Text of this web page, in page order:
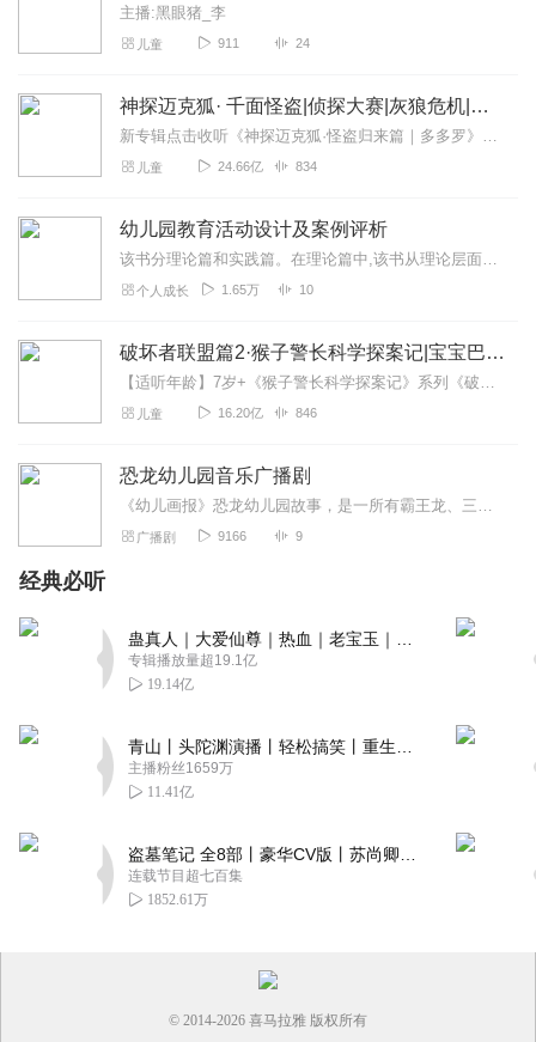
主播:黑眼猪_李
儿童 911 24
神探迈克狐· 千面怪盗|侦探大赛|灰狼危机|多多罗
新专辑点击收听《神探迈克狐·怪盗归来篇｜多多罗》！！！>>>点击进入主播橱窗购买《神探迈克狐》系列图书吧!<<<多多罗故事【点击前往】收听多多罗其他好玩有趣的故...
儿童 24.66亿 834
幼儿园教育活动设计及案例评析
该书分理论篇和实践篇。在理论篇中,该书从理论层面介绍了幼儿园教育活动设计的基本策略,从活动目标、内容及方法等方面提出了具体的设计策略,并重点介绍了主题教育活动方...
个人成长 1.65万 10
破坏者联盟篇2·猴子警长科学探案记|宝宝巴士故事
【适听年龄】7岁+《猴子警长科学探案记》系列《破坏者联盟篇1·猴子警长科学探案记》>>>《破坏者联盟篇2·猴子警长科学探案记》>>>《破坏者联盟篇3·猴子警长科...
儿童 16.20亿 846
恐龙幼儿园音乐广播剧
《幼儿画报》恐龙幼儿园故事，是一所有霸王龙、三角龙、剑龙、甲龙、翼龙、鸭嘴龙等等小恐龙们生活的幼儿园，这个故事通过温馨的故事，唯美的画面，充满趣味的语言，让孩子...
广播剧 9166 9
经典必听
专辑播放量超19.1亿
19.14亿
主播粉丝1659万
11.41亿
连载节目超七百集
1852.61万
© 2014-2026 喜马拉雅 版权所有